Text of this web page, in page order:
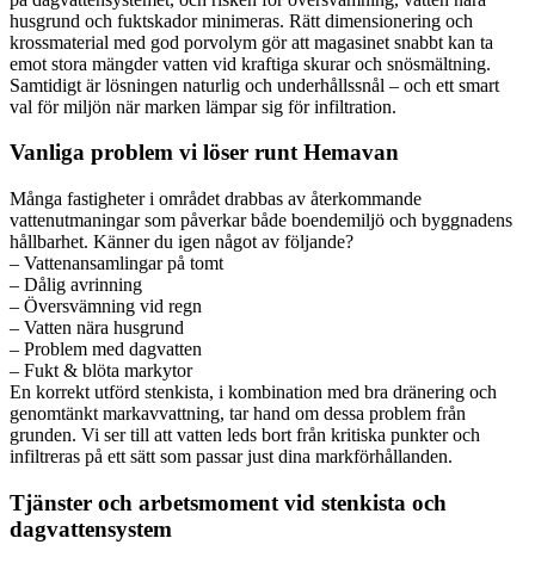
husgrund och fuktskador minimeras. Rätt dimensionering och
krossmaterial med god porvolym gör att magasinet snabbt kan ta
emot stora mängder vatten vid kraftiga skurar och snösmältning.
Samtidigt är lösningen naturlig och underhållssnål – och ett smart
val för miljön när marken lämpar sig för infiltration.
Vanliga problem vi löser runt Hemavan
Många fastigheter i området drabbas av återkommande
vattenutmaningar som påverkar både boendemiljö och byggnadens
hållbarhet. Känner du igen något av följande?
– Vattenansamlingar på tomt
– Dålig avrinning
– Översvämning vid regn
– Vatten nära husgrund
– Problem med dagvatten
– Fukt & blöta markytor
En korrekt utförd stenkista, i kombination med bra dränering och
genomtänkt markavvattning, tar hand om dessa problem från
grunden. Vi ser till att vatten leds bort från kritiska punkter och
infiltreras på ett sätt som passar just dina markförhållanden.
Tjänster och arbetsmoment vid stenkista och
dagvattensystem